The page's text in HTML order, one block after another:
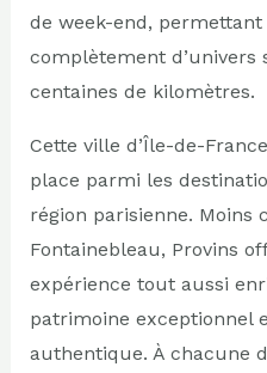
de week-end,
complètement d’univers
centaines de kilomètres.
Cette ville d’Île-de-
place parmi les
région parisienne. Moins
Fontainebleau, Provins
expérience tout aussi
patrimoine exceptionnel
authentique. À chacune